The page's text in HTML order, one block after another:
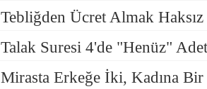
Tebliğden Ücret Almak Haksız
Talak Suresi 4'de "Henüz"
Mirasta Erkeğe İki, Kadına Bir